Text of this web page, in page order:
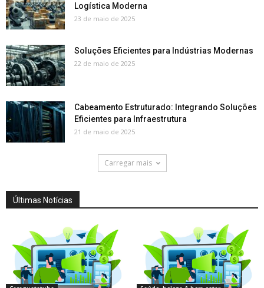
Logística Moderna
23 de maio de 2025
Soluções Eficientes para Indústrias Modernas
22 de maio de 2025
Cabeamento Estruturado: Integrando Soluções
Eficientes para Infraestrutura
21 de maio de 2025
Carregar mais
Últimas Notícias